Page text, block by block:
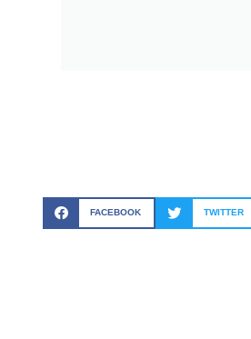
FACEBOOK TWITTER